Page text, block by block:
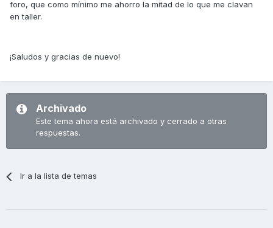
foro, que como mínimo me ahorro la mitad de lo que me clavan
en taller.
¡Saludos y gracias de nuevo!
Archivado
Este tema ahora está archivado y cerrado a otras
respuestas.
Ir a la lista de temas